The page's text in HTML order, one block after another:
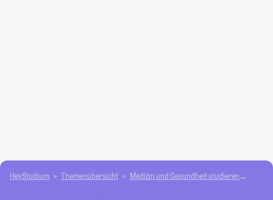
HeyStudium Themenübersicht Medizin und Gesundheit studieren